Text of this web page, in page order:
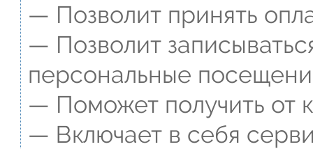
— Позволит принять
— Позволит
персональные
— Поможет получить от
— Включает в себя